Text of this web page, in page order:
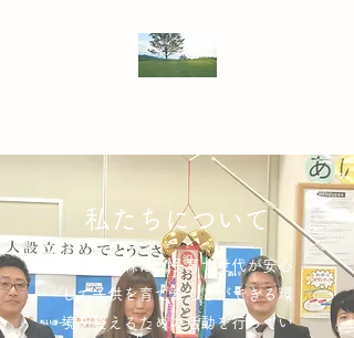
私たちについて
子育ての森は、子育て世代が安心
して子供を育てることができる環
境を整えるための活動を行ってい